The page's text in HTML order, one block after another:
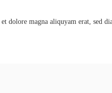
magna aliquyam erat, sed